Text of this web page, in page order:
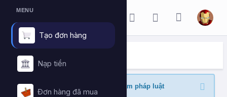
MENU
Tạo đơn hàng
Nạp tiền
Đơn hàng đã mua
ĐẶT HÀNG DỊCH VỤ
Trang chủ Đặt hàng dịch vụ
Nghiêm cấm buff nội dung vi phạm pháp luật